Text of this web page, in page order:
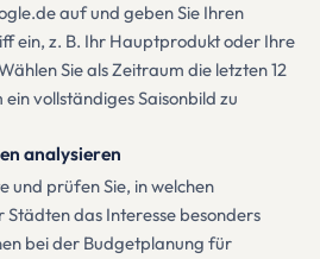
auf und geben Sie Ihren
ein, z. B. Ihr Hauptprodukt oder Ihre
Sie als Zeitraum die letzten 12
vollständiges Saisonbild zu
analysieren
und prüfen Sie, in welchen
Städten das Interesse besonders
bei der Budgetplanung für